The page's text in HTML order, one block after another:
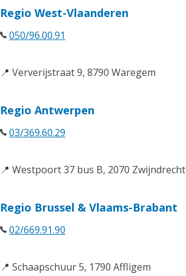
Regio West-Vlaanderen
050/96.00.91
📍 Ververijstraat 9, 8790 Waregem
Regio Antwerpen
03/369.60.29
📍 Westpoort 37 bus B, 2070 Zwijndrecht
Regio Brussel & Vlaams-Brabant
02/669.91.90
📍 Schaapschuur 5, 1790 Affligem